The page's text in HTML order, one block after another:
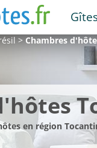
>Chambres
en région